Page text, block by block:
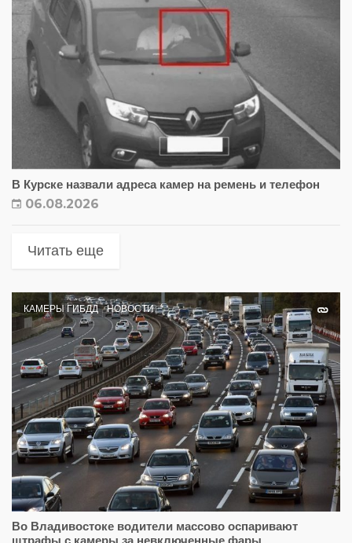
В Курске назвали адреса камер на ремень и телефон
06.08.2026
Читать еще
КАМЕРЫ ГИБДД НОВОСТИ
Во Владивостоке водители массово оспаривают